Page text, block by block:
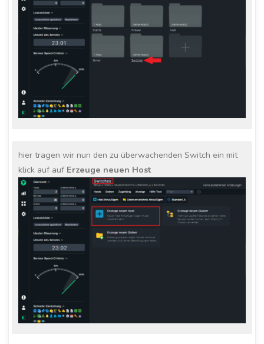
hier tragen wir nun den zu überwachenden Switch ein mit
klick auf auf Erzeuge neuen Host